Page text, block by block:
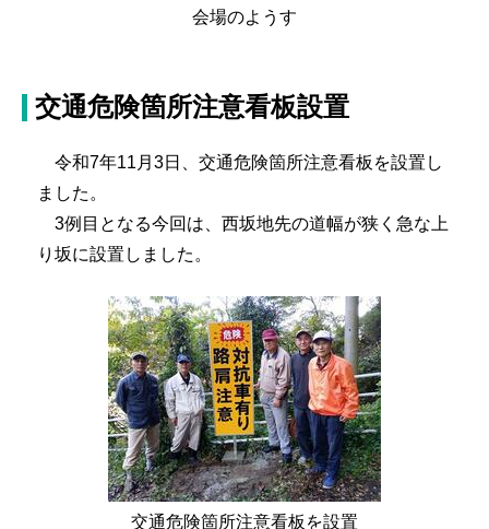
会場のようす
交通危険箇所注意看板設置
令和7年11月3日、交通危険箇所注意看板を設置し
ました。
3例目となる今回は、西坂地先の道幅が狭く急な上
り坂に設置しました。
交通危険箇所注意看板を設置